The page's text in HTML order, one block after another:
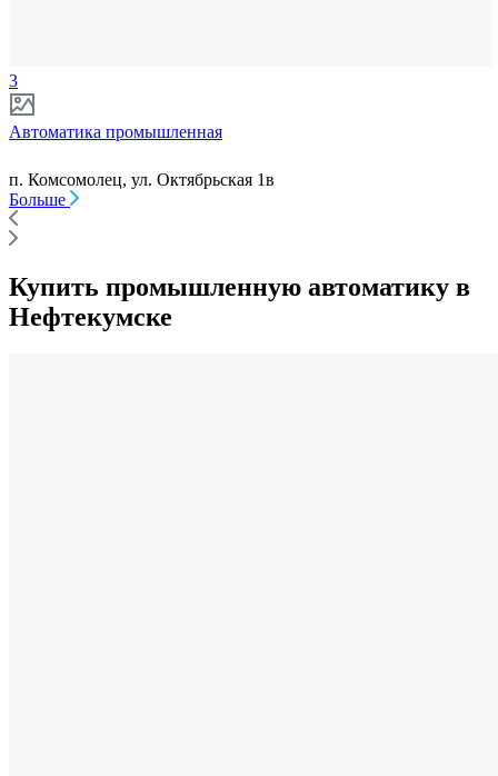
3
Автоматика промышленная
п. Комсомолец, ул. Октябрьская 1в
Больше
Купить промышленную автоматику в
Нефтекумске